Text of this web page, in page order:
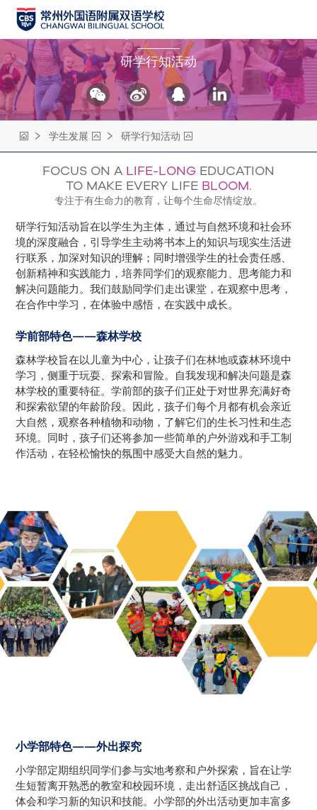
学生发展
研学行知活动
学生发展 研学行知活动
FOCUS ON A LIFE-LONG EDUCATION
TO MAKE EVERY LIFE BLOOM.
专注于有生命力的教育，让每个生命尽情绽放。
研学行知活动旨在以学生为主体，通过与自然环境和社会环
境的深度融合，引导学生主动将书本上的知识与现实生活进
行联系，加深对知识的理解；同时增强学生的社会责任感、
创新精神和实践能力，培养同学们的观察能力、思考能力和
解决问题能力。我们鼓励同学们走出课堂，在观察中思考，
在合作中学习，在体验中感悟，在实践中成长。
学前部特色——森林学校
森林学校旨在以儿童为中心，让孩子们在林地或森林环境中
学习，侧重于玩耍、探索和冒险。自我发现和解决问题是森
林学校的重要特征。学前部的孩子们正处于对世界充满好奇
和探索欲望的年龄阶段。因此，孩子们每个月都有机会亲近
大自然，观察各种植物和动物，了解它们的生长习性和生态
环境。同时，孩子们还将参加一些简单的户外游戏和手工制
作活动，在轻松愉快的氛围中感受大自然的魅力。
小学部特色——外出探究
小学部定期组织同学们参与实地考察和户外探索，旨在让学
生短暂离开熟悉的教室和校园环境，走出舒适区挑战自己，
体会和学习新的知识和技能。小学部的外出活动更加丰富多